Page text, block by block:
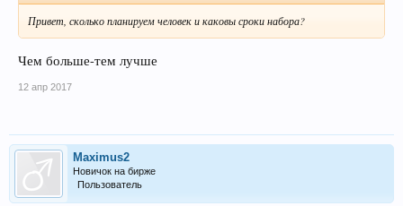
Привет, сколько планируем человек и каковы сроки набора?
Чем больше-тем лучше
12 апр 2017
Maximus2
Новичок на бирже
Пользователь